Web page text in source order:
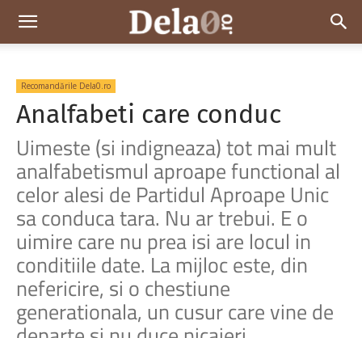
Dela0
Recomandările Dela0.ro
Analfabeti care conduc
Uimeste (si indigneaza) tot mai mult
analfabetismul aproape functional al
celor alesi de Partidul Aproape Unic
sa conduca tara. Nu ar trebui. E o
uimire care nu prea isi are locul in
conditiile date. La mijloc este, din
nefericire, si o chestiune
generationala, un cusur care vine de